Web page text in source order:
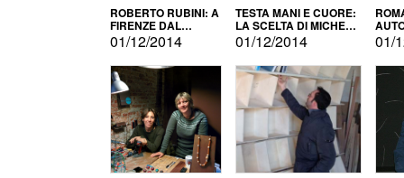
ROBERTO RUBINI: A
FIRENZE DAL
PRODOTTO ALLA
PROMOZIONE
01/12/2014
TESTA MANI E CUORE:
LA SCELTA DI MICHELE
BARBERIO
01/12/2014 01/